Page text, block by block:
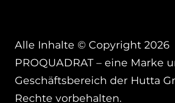
Alle Inhalte © Copyright 2026
PROQUADRAT – eine Marke
Geschäftsbereich der Hutta
Rechte vorbehalten.